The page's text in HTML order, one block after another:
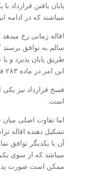
پایان یافتن قرارداد
میباشند که در ادامه
اقاله زمانی رخ
سالم به توافق
طریق پایان پذیرد و
این امر در ماده ۲۸۳ قانون مدنی پیش بینی شده است.
فسخ قرارداد نیز یکی
است.
اما تفاوت اصلی
تشکیل دهنده اقاله
آن با یکدیگر توافق
میباشد که از سوی
ممکن است صورت